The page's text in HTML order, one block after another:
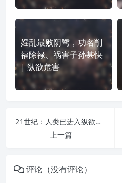
婬乱最败阴骘，功名削
福除禄、祸害子孙甚快
| 纵欲危害
21世纪：人类已进入纵欲时代 | 纵欲危害
上一篇
评论（没有评论）